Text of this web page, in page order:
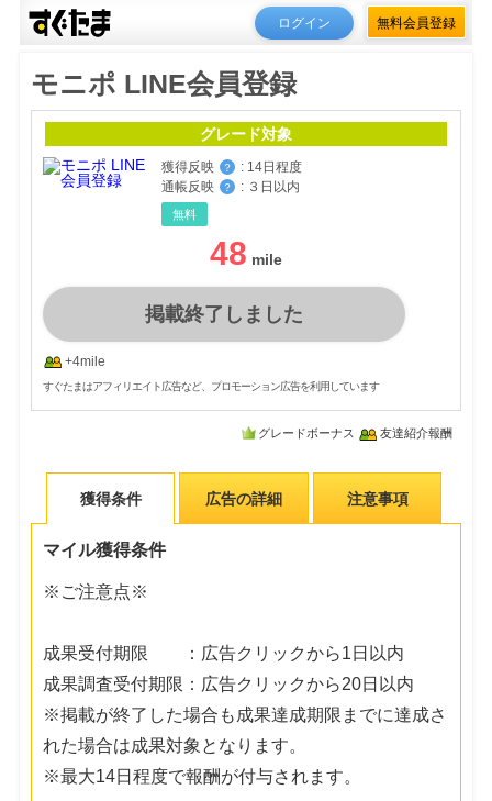
ログイン 無料会員登録
モニポ LINE会員登録
グレード対象
獲得反映 ？ : 14日程度
通帳反映
？ : ３日以内
無料
48
掲載終了しました
+4mile
すぐたまはアフィリエイト広告など、プロモーション広告を利用しています
グレードボーナス 友達紹介報酬
獲得条件 広告の詳細 注意事項
マイル獲得条件
※ご注意点※
成果受付期限 ：広告クリックから1日以内
成果調査受付期限：広告クリックから20日以内
※掲載が終了した場合も成果達成期限までに達成さ
れた場合は成果対象となります。
※最大14日程度で報酬が付与されます。